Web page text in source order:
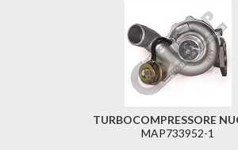
TURBOCOMPRESSORE
MAP733952-1